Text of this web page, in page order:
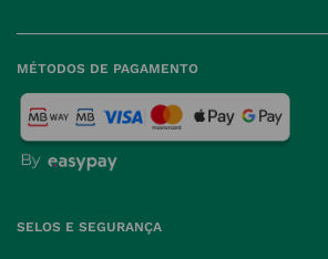
Política de Privacidade
Política de Cookies
Política de Devoluções
Farmácias perto de si
MÉTODOS DE PAGAMENTO
SELOS E SEGURANÇA